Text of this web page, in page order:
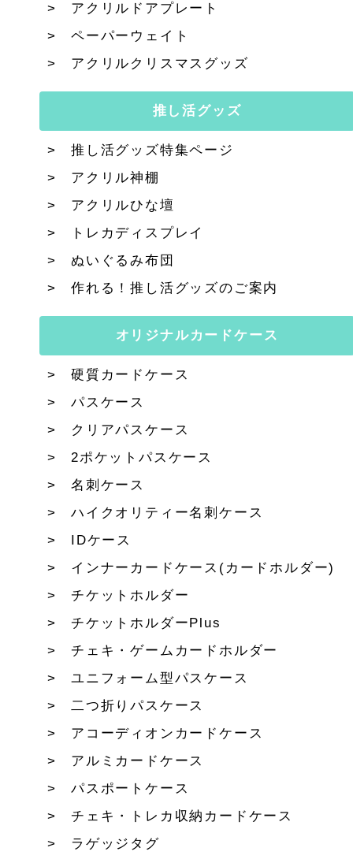
アクリルドアプレート
ペーパーウェイト
アクリルクリスマスグッズ
推し活グッズ
推し活グッズ特集ページ
アクリル神棚
アクリルひな壇
トレカディスプレイ
ぬいぐるみ布団
作れる！推し活グッズのご案内
オリジナルカードケース
硬質カードケース
パスケース
クリアパスケース
2ポケットパスケース
名刺ケース
ハイクオリティー名刺ケース
IDケース
インナーカードケース(カードホルダー)
チケットホルダー
チケットホルダーPlus
チェキ・ゲームカードホルダー
ユニフォーム型パスケース
二つ折りパスケース
アコーディオンカードケース
アルミカードケース
パスポートケース
チェキ・トレカ収納カードケース
ラゲッジタグ